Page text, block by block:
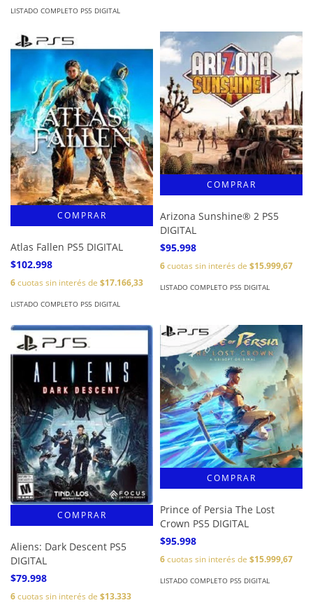
LISTADO COMPLETO PS5 DIGITAL
Atlas Fallen PS5 DIGITAL
$102.998
6cuotas sin interés de $17.166,33
LISTADO COMPLETO PS5 DIGITAL
Arizona Sunshine® 2 PS5
DIGITAL
$95.998
6cuotas sin interés de $15.999,67
LISTADO COMPLETO PS5 DIGITAL
Aliens: Dark Descent PS5
DIGITAL
$79.998
6cuotas sin interés de $13.333
Prince of Persia The Lost
Crown PS5 DIGITAL
$95.998
6cuotas sin interés de $15.999,67
LISTADO COMPLETO PS5 DIGITAL